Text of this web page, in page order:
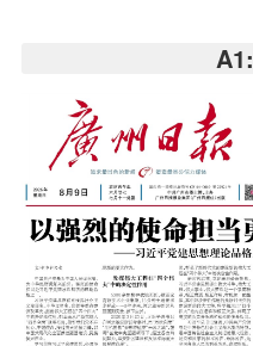
A1: